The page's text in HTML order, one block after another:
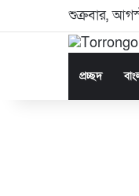
শুক্রবার,
প্রচ্ছদ